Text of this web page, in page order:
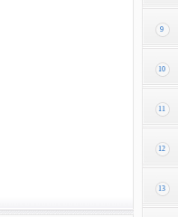
9
10
11
12
13